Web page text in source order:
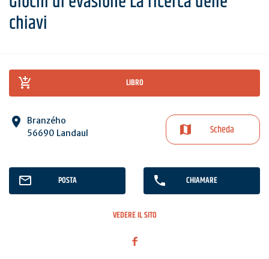
chiavi
LIBRO
Branzého
56690 Landaul
Scheda
POSTA CHIAMARE
VEDERE IL SITO